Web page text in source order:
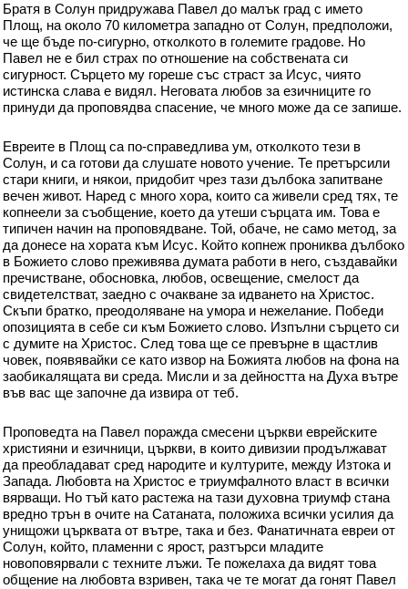
Братя в Солун придружава Павел до малък град с името
Площ, на около 70 километра западно от Солун, предположи,
че ще бъде по-сигурно, отколкото в големите градове. Но
Павел не е бил страх по отношение на собствената си
сигурност. Сърцето му гореше със страст за Исус, чиято
истинска слава е видял. Неговата любов за езичниците го
принуди да проповядва спасение, че много може да се запише.
Евреите в Площ са по-справедлива ум, отколкото тези в
Солун, и са готови да слушате новото учение. Те претърсили
стари книги, и някои, придобит чрез тази дълбока запитване
вечен живот. Наред с много хора, които са живели сред тях, те
копнеели за съобщение, което да утеши сърцата им. Това е
типичен начин на проповядване. Той, обаче, не само метод, за
да донесе на хората към Исус. Който копнеж прониква дълбоко
в Божието слово преживява думата работи в него, създавайки
пречистване, обосновка, любов, освещение, смелост да
свидетелстват, заедно с очакване за идването на Христос.
Скъпи братко, преодоляване на умора и нежелание. Победи
опозицията в себе си към Божието слово. Изпълни сърцето си
с думите на Христос. След това ще се превърне в щастлив
човек, появявайки се като извор на Божията любов на фона на
заобикалящата ви среда. Мисли и за дейността на Духа вътре
във вас ще започне да извира от теб.
Проповедта на Павел поражда смесени църкви еврейските
християни и езичници, църкви, в които дивизии продължават
да преобладават сред народите и културите, между Изтока и
Запада. Любовта на Христос е триумфалното власт в всички
вярващи. Но тъй като растежа на тази духовна триумф стана
вредно трън в очите на Сатаната, положиха всички усилия да
унищожи църквата от вътре, така и без. Фанатичната евреи от
Солун, който, пламенни с ярост, разтърси младите
новоповярвали с техните лъжи. Те пожелаха да видят това
общение на любовта взривен, така че те могат да гонят Павел